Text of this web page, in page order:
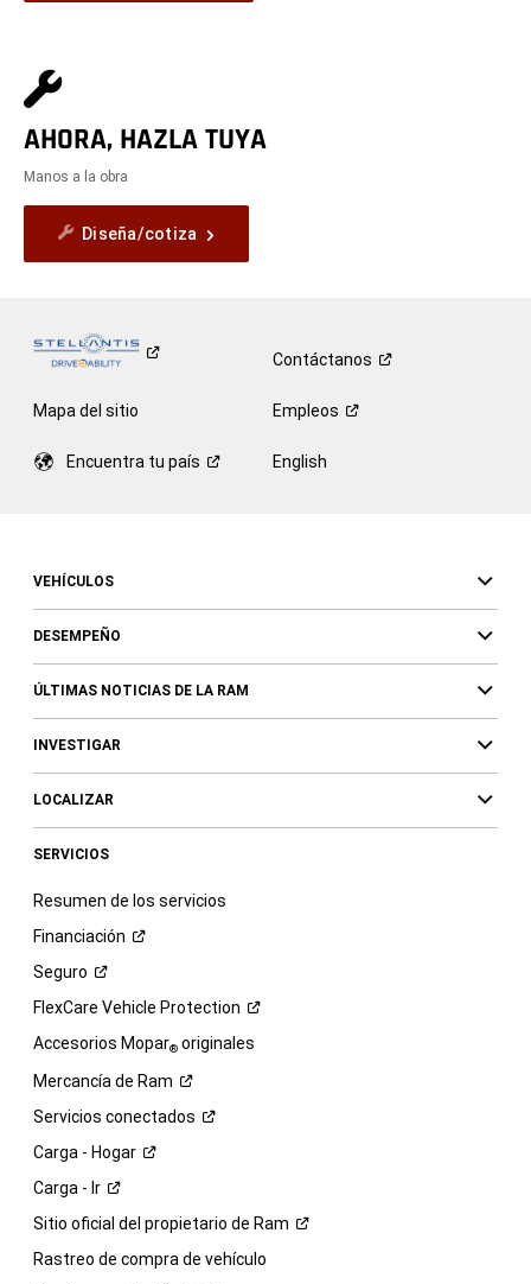
AHORA, HAZLA TUYA
Manos a la obra
Diseña/cotiza
Contáctanos
Mapa del sitio Empleos
Encuentra tu país English
VEHÍCULOS
DESEMPEÑO
ÚLTIMAS NOTICIAS DE LA RAM
INVESTIGAR
LOCALIZAR
SERVICIOS
Resumen de los servicios
Financiación
Seguro
FlexCare Vehicle Protection
Accesorios Mopar®originales
Mercancía de Ram
Servicios conectados
Carga - Hogar
Carga - Ir
Sitio oficial del propietario de Ram
Rastreo de compra de vehículo